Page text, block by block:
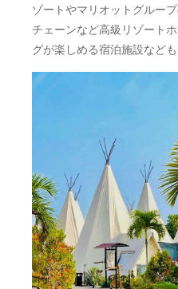
ゾートやマリオットグルー
チェーンなど高級リゾート
グが楽しめる宿泊施設なども